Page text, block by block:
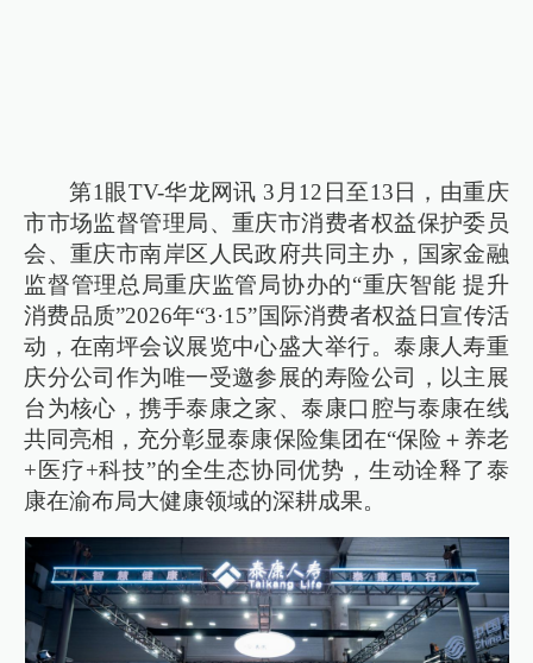
第1眼TV-华龙网讯 3月12日至13日，由重庆
市市场监督管理局、重庆市消费者权益保护委员
会、重庆市南岸区人民政府共同主办，国家金融
监督管理总局重庆监管局协办的“重庆智能 提升
消费品质”2026年“3·15”国际消费者权益日宣传活
动，在南坪会议展览中心盛大举行。泰康人寿重
庆分公司作为唯一受邀参展的寿险公司，以主展
台为核心，携手泰康之家、泰康口腔与泰康在线
共同亮相，充分彰显泰康保险集团在“保险＋养老
+医疗+科技”的全生态协同优势，生动诠释了泰
康在渝布局大健康领域的深耕成果。